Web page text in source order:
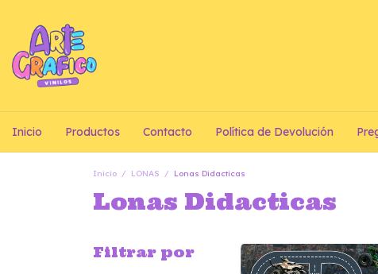
Inicio Productos Contacto Política de Devolución
Inicio / LONAS / Lonas Didacticas
Lonas Didacticas
Filtrar por